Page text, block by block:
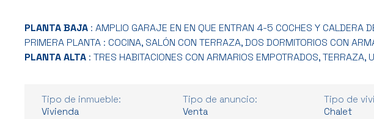
PLANTA BAJA : AMPLIO GARAJE EN EN QUE ENTRAN 4-5 COCHES Y CALDERA
PRIMERA PLANTA : COCINA, SALÓN CON TERRAZA, DOS DORMITORIOS CON
PLANTA ALTA : TRES HABITACIONES CON ARMARIOS EMPOTRADOS, TERRAZA,
Tipo de inmueble:
Vivienda
Tipo de anuncio:
Venta
Tipo de
Chalet